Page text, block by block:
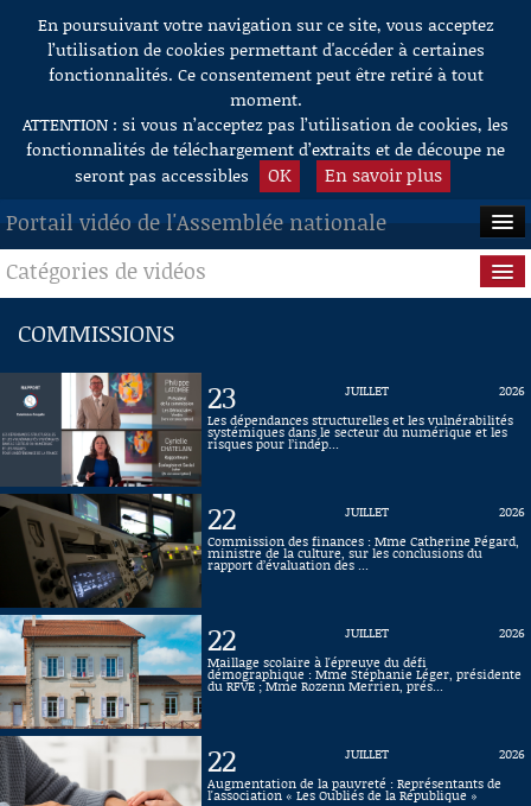
Aller au contenu
En poursuivant votre navigation sur ce site, vous acceptez
l’utilisation de cookies permettant d'accéder à certaines
fonctionnalités. Ce consentement peut être retiré à tout
moment.
ATTENTION : si vous n’acceptez pas l’utilisation de cookies, les
fonctionnalités de téléchargement d’extraits et de découpe ne
seront pas accessibles
OK En savoir plus
Portail vidéo de l'Assemblée nationale
ACCUEIL
EN DIRECT
À LA DEMANDE
RECHERCHE
AIDE À LA DÉCOUPE
DE VIDÉOS
Catégories de vidéos
Questions au Gouvernement
Commissions
Évènements
Connaissance, Histoire
COMMISSIONS
23 JUILLET
2026
Les dépendances structurelles et les vulnérabilités
systémiques dans le secteur du numérique et les
risques pour l’indép...
22 JUILLET
2026
Commission des finances : Mme Catherine Pégard,
ministre de la culture, sur les conclusions du
rapport d’évaluation des ...
22 JUILLET
2026
Maillage scolaire à l'épreuve du défi
démographique : Mme Stéphanie Léger, présidente
du RFVE ; Mme Rozenn Merrien, prés...
22 JUILLET
2026
Augmentation de la pauvreté : Représentants de
l'association « Les Oubliés de la République »